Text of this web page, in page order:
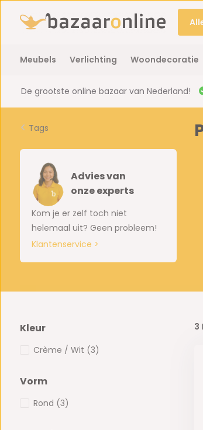
Meubels Verlichting Woondecoratie
De grootste online bazaar van Nederland!
Tags
Advies van
onze experts
Kom je er zelf toch niet
helemaal uit? Geen probleem!
Klantenservice >
Kleur
Crème / Wit (3)
Vorm
Rond (3)
3